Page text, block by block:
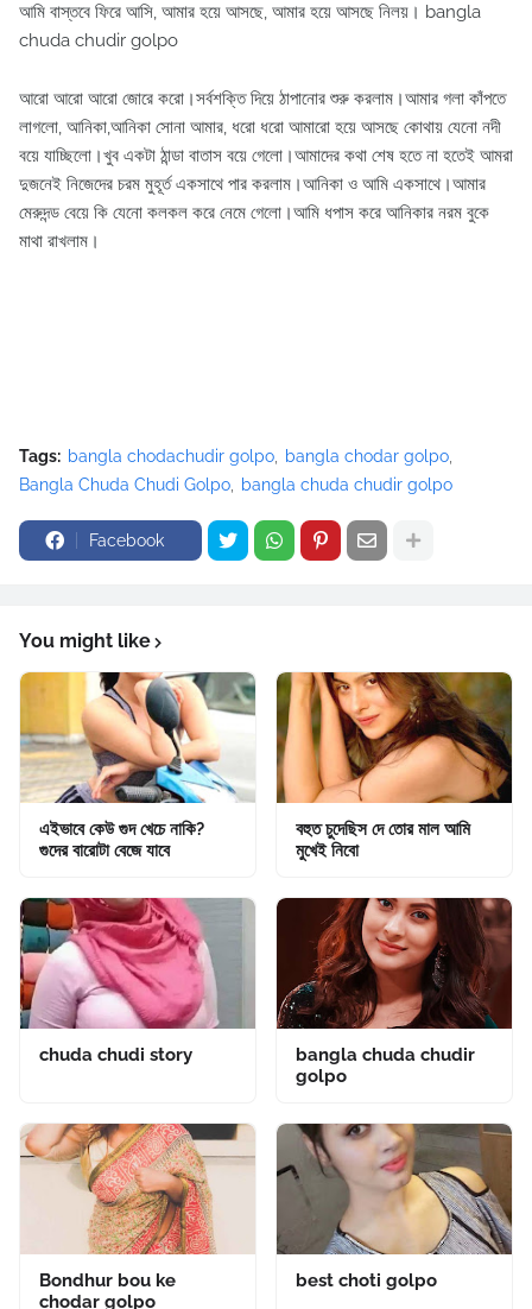
আমি বাস্তবে ফিরে আসি, আমার হয়ে আসছে, আমার হয়ে আসছে নিলয়। bangla
chuda chudir golpo
আরো আরো আরো জোরে করো।সর্বশক্তি দিয়ে ঠাপানোর শুরু করলাম।আমার গলা কাঁপতে
লাগলো, আনিকা,আনিকা সোনা আমার, ধরো ধরো আমারো হয়ে আসছে কোথায় যেনো নদী
বয়ে যাচ্ছিলো।খুব একটা ঠান্ডা বাতাস বয়ে গেলো।আমাদের কথা শেষ হতে না হতেই আমরা
দুজনেই নিজেদের চরম মুহূর্ত একসাথে পার করলাম।আনিকা ও আমি একসাথে।আমার
মেরুদন্ড বেয়ে কি যেনো কলকল করে নেমে গেলো।আমি ধপাস করে আনিকার নরম বুকে
মাথা রাখলাম।
Tags: bangla chodachudir golpo
bangla chodar golpo
Bangla Chuda Chudi Golpo
bangla chuda chudir golpo
Facebook
You might like
এইভাবে কেউ গুদ খেচে নাকি?
গুদের বারোটা বেজে যাবে
বহুত চুদেছিস দে তোর মাল আমি
মুখেই নিবো
chuda chudi story
bangla chuda chudir
golpo
Bondhur bou ke
chodar golpo
best choti golpo